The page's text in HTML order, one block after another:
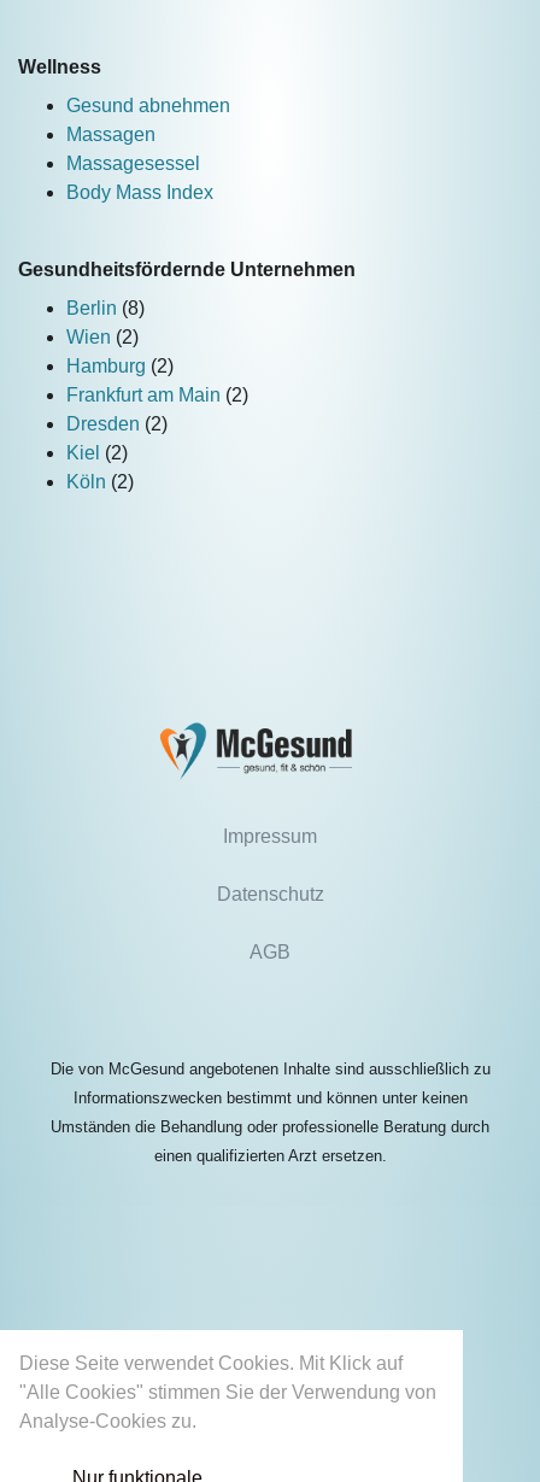
Diese Seite verwendet Cookies. Mit Klick auf
"Alle Cookies" stimmen Sie der Verwendung von
Analyse-Cookies zu.
Nur funktionale
Wellness
Gesund abnehmen
Massagen
Massagesessel
Body Mass Index
Gesundheitsfördernde Unternehmen
Berlin (8)
Wien (2)
Hamburg (2)
Frankfurt am Main (2)
Dresden (2)
Kiel (2)
Köln (2)
Impressum
Datenschutz
AGB
Die von McGesund angebotenen Inhalte sind ausschließlich zu
Informationszwecken bestimmt und können unter keinen
Umständen die Behandlung oder professionelle Beratung durch
einen qualifizierten Arzt ersetzen.